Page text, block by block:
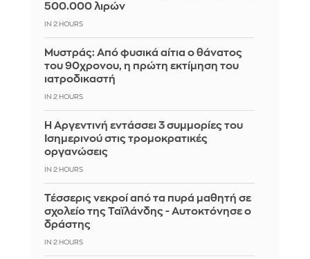
500.000 λιρών
IN 2 HOURS
Μυστράς: Από φυσικά αίτια ο θάνατος
του 90χρονου, η πρώτη εκτίμηση του
ιατροδικαστή
IN 2 HOURS
Η Αργεντινή εντάσσει 3 συμμορίες του
Ισημερινού στις τρομοκρατικές
οργανώσεις
IN 2 HOURS
Τέσσερις νεκροί από τα πυρά μαθητή σε
σχολείο της Ταϊλάνδης - Αυτοκτόνησε ο
δράστης
IN 2 HOURS